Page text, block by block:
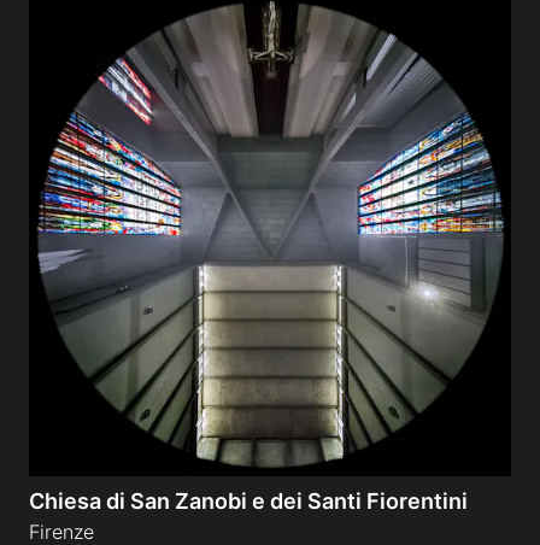
Chiesa di San Zanobi e dei Santi Fiorentini
Firenze